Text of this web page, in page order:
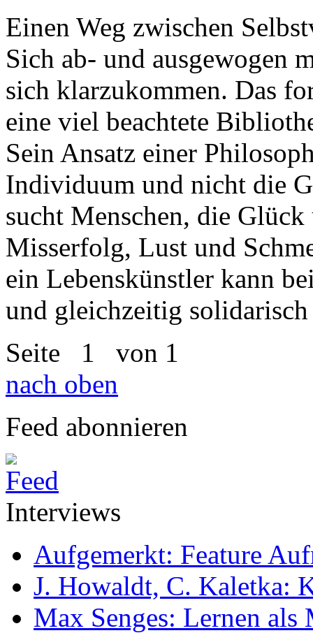
Einen Weg zwischen
Sich ab- und ausgewogen
sich klarzukommen. Das
eine viel beachtete
Sein Ansatz einer
Individuum und nicht die
sucht Menschen, die
Misserfolg, Lust und
ein Lebenskünstler kann
und gleichzeitig
Seite 1 von 1
nach oben
Feed abonnieren
Interviews
Aufgemerkt: Feature
J. Howaldt, C. Kaletka:
Max Senges: Lernen als